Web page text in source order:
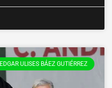
EDGAR ULISES BÁEZ GUTIÉRREZ